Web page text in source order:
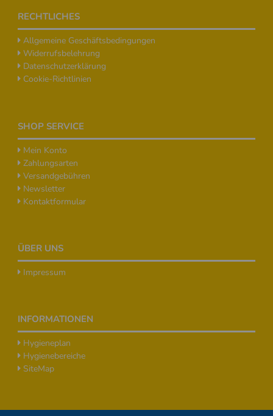
FooterRECHTLICHES
Allgemeine Geschäftsbedingungen
Widerrufsbelehrung
Datenschutzerklärung
Cookie-Richtlinien
SHOP SERVICE
Mein Konto
Zahlungsarten
Versandgebühren
Newsletter
Kontaktformular
ÜBER UNS
Impressum
INFORMATIONEN
Hygieneplan
Hygienebereiche
SiteMap